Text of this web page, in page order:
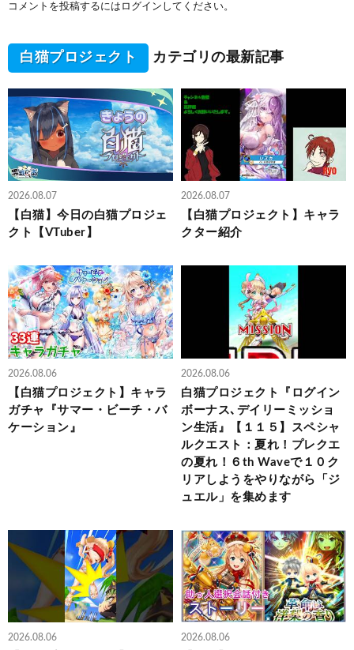
コメントを投稿するには ログイン してください。
白猫プロジェクト カテゴリの最新記事
2026.08.07
【白猫】今日の白猫プロジェ
クト【VTuber】
2026.08.07
【白猫プロジェクト】キャラ
クター紹介
2026.08.06
【白猫プロジェクト】キャラ
ガチャ『サマー・ビーチ・バ
ケーション』
2026.08.06
白猫プロジェクト『ログイン
ボーナス､デイリーミッショ
ン生活』【１１５】スペシャ
ルクエスト：夏れ！プレクエ
の夏れ！６th Waveで１０ク
リアしようをやりながら「ジ
ュエル」を集めます
2026.08.06 2026.08.06